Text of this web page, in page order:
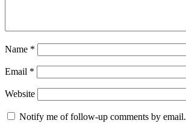
Name *
Email *
Website
Notify me of follow-up comments by email.